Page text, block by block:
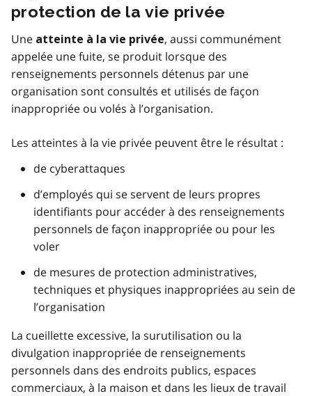
protection de la vie privée
Une atteinte à la vie privée, aussi communément
appelée une fuite, se produit lorsque des
renseignements personnels détenus par une
organisation sont consultés et utilisés de façon
inappropriée ou volés à l’organisation.
Les atteintes à la vie privée peuvent être le résultat :
de cyberattaques
d’employés qui se servent de leurs propres
identifiants pour accéder à des renseignements
personnels de façon inappropriée ou pour les
voler
de mesures de protection administratives,
techniques et physiques inappropriées au sein de
l’organisation
La cueillette excessive, la surutilisation ou la
divulgation inappropriée de renseignements
personnels dans des endroits publics, espaces
commerciaux, à la maison et dans les lieux de travail